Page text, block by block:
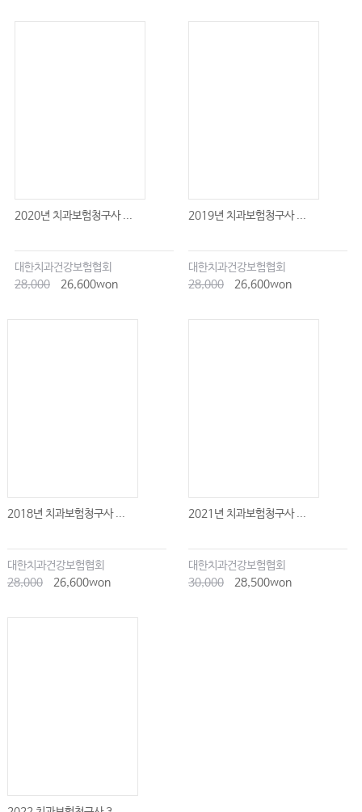
2020년 치과보험청구사 ...
대한치과건강보험협회
28,000
26,600won
2019년 치과보험청구사 ...
대한치과건강보험협회
28,000
26,600won
2018년 치과보험청구사 ...
대한치과건강보험협회
28,000
26,600won
2021년 치과보험청구사 ...
대한치과건강보험협회
30,000
28,500won